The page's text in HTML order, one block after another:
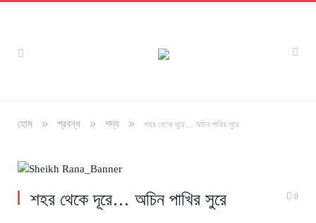
হোম » প্রবন্ধ » গদ্য » শহর থেকে দূরে… অচিন পাখির সুরে
শহর থেকে দূরে… অচিন পাখির সুরে 0